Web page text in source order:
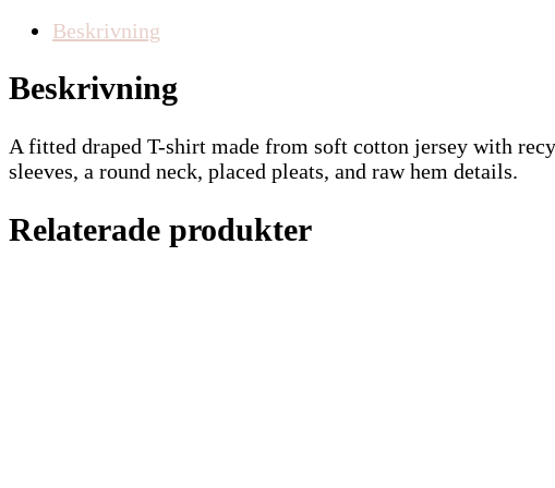
Beskrivning
Beskrivning
A fitted draped T-shirt made from soft cotton jersey with
sleeves, a round neck, placed pleats, and raw hem details.
Relaterade produkter